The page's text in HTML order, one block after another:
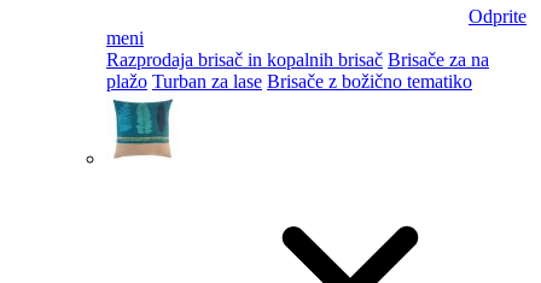
Odprite
meni
Razprodaja brisač in kopalnih brisač Brisače za na
plažo Turban za lase Brisače z božično tematiko